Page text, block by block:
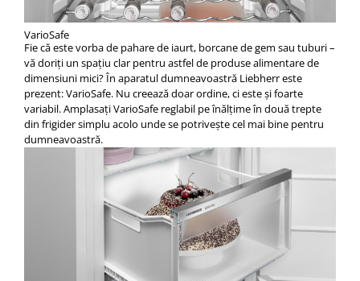
VarioSafe
Fie că este vorba de pahare de iaurt, borcane de gem sau tuburi –
vă doriţi un spaţiu clar pentru astfel de produse alimentare de
dimensiuni mici? În aparatul dumneavoastră Liebherr este
prezent: VarioSafe. Nu creează doar ordine, ci este şi foarte
variabil. Amplasaţi VarioSafe reglabil pe înălţime în două trepte
din frigider simplu acolo unde se potriveşte cel mai bine pentru
dumneavoastră.